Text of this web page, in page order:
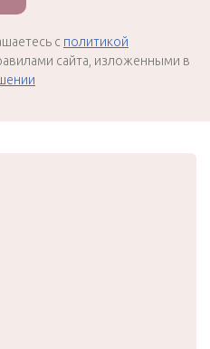
с политикой
сайта, изложенными в